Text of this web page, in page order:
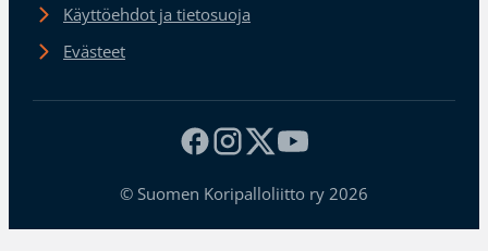
Käyttöehdot ja tietosuoja
Evästeet
© Suomen Koripalloliitto ry 2026